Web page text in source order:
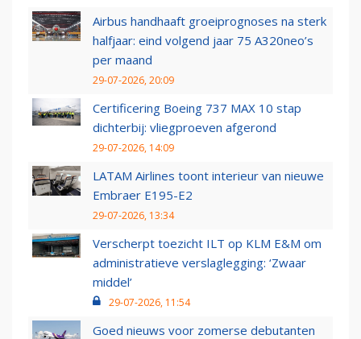
Airbus handhaaft groeiprognoses na sterk
halfjaar: eind volgend jaar 75 A320neo’s
per maand
29-07-2026, 20:09
Certificering Boeing 737 MAX 10 stap
dichterbij: vliegproeven afgerond
29-07-2026, 14:09
LATAM Airlines toont interieur van nieuwe
Embraer E195-E2
29-07-2026, 13:34
Verscherpt toezicht ILT op KLM E&M om
administratieve verslaglegging: ‘Zwaar
middel’
29-07-2026, 11:54
Goed nieuws voor zomerse debutanten